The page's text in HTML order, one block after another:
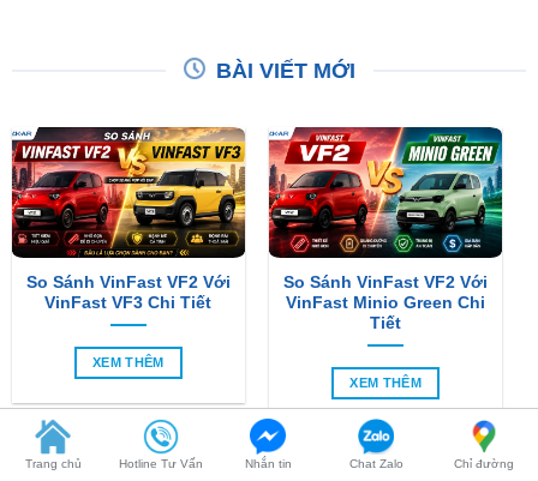
So Sánh VinFast VF2 Với
VinFast VF3 Chi Tiết
XEM THÊM
So Sánh VinFast VF2 Với
VinFast Minio Green Chi
Tiết
XEM THÊM
Trang chủ Hotline Tư Vấn Nhắn tin Chat Zalo Chỉ đường